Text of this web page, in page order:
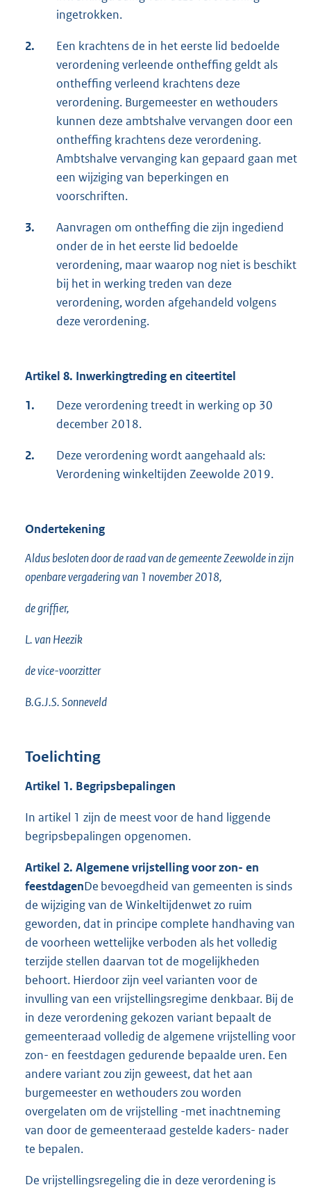
ingetrokken.
2.
Een krachtens de in het eerste lid bedoelde
verordening verleende ontheffing geldt als
ontheffing verleend krachtens deze
verordening. Burgemeester en wethouders
kunnen deze ambtshalve vervangen door een
ontheffing krachtens deze verordening.
Ambtshalve vervanging kan gepaard gaan met
een wijziging van beperkingen en
voorschriften.
3.
Aanvragen om ontheffing die zijn ingediend
onder de in het eerste lid bedoelde
verordening, maar waarop nog niet is beschikt
bij het in werking treden van deze
verordening, worden afgehandeld volgens
deze verordening.
Artikel 8. Inwerkingtreding en citeertitel
1.
Deze verordening treedt in werking op 30
december 2018.
2.
Deze verordening wordt aangehaald als:
Verordening winkeltijden Zeewolde 2019.
Ondertekening
Aldus besloten door de raad van de gemeente Zeewolde in zijn
openbare vergadering van 1 november 2018,
de griffier,
L. van Heezik
de vice-voorzitter
B.G.J.S. Sonneveld
Toelichting
Artikel 1. Begripsbepalingen
In artikel 1 zijn de meest voor de hand liggende
begripsbepalingen opgenomen.
Artikel 2. Algemene vrijstelling voor zon- en
feestdagenDe bevoegdheid van gemeenten is sinds
de wijziging van de Winkeltijdenwet zo ruim
geworden, dat in principe complete handhaving van
de voorheen wettelijke verboden als het volledig
terzijde stellen daarvan tot de mogelijkheden
behoort. Hierdoor zijn veel varianten voor de
invulling van een vrijstellingsregime denkbaar. Bij de
in deze verordening gekozen variant bepaalt de
gemeenteraad volledig de algemene vrijstelling voor
zon- en feestdagen gedurende bepaalde uren. Een
andere variant zou zijn geweest, dat het aan
burgemeester en wethouders zou worden
overgelaten om de vrijstelling -met inachtneming
van door de gemeenteraad gestelde kaders- nader
te bepalen.
De vrijstellingsregeling die in deze verordening is